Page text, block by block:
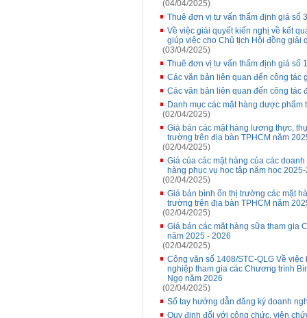
(04/04/2025)
Thuê đơn vị tư vấn thẩm định giá số
Về việc giải quyết kiến nghị về kết
giúp việc cho Chủ tịch Hội đồng giải
(03/04/2025)
Thuê đơn vị tư vấn thẩm định giá số
Các văn bản liên quan đến công tác
Các văn bản liên quan đến công tác
Danh mục các mặt hàng dược
(02/04/2025)
Giá bán các mặt hàng lương thực,
trường trên địa bàn TPHCM năm
(02/04/2025)
Giá của các mặt hàng của các
hàng phục vụ học tập năm học
(02/04/2025)
Giá bán bình ổn thị trường các mặt
trường trên địa bàn TPHCM năm
(02/04/2025)
Giá bán các mặt hàng sữa tham gia
năm 2025 - 2026
(02/04/2025)
Công văn số 1408/STC-QLG Về
nghiệp tham gia các Chương trình
Ngọ năm 2026
(02/04/2025)
Sổ tay hướng dẫn đăng ký doanh
Quy định đối với công chức, viên